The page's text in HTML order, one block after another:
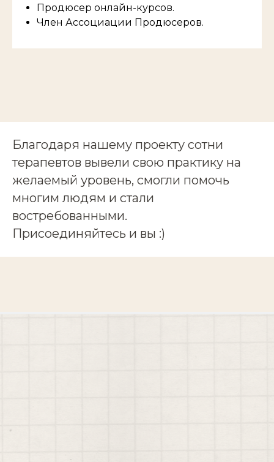
Продюсер онлайн-курсов.
Член Ассоциации Продюсеров.
Благодаря нашему проекту сотни
терапевтов вывели свою практику на
желаемый уровень, смогли помочь
многим людям и стали
востребованными.
Присоединяйтесь и вы :)